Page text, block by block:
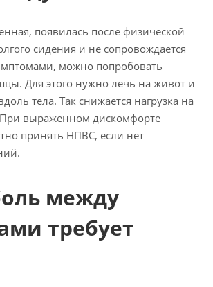
появилась после физической
сидения и не сопровождается
можно попробовать
Для этого нужно лечь на живот и
тела. Так снижается нагрузка на
При выраженном дискомфорте
принять НПВС, если нет
между
требует